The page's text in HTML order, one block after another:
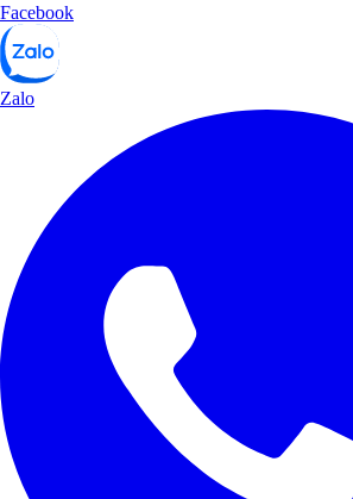
Facebook
Zalo